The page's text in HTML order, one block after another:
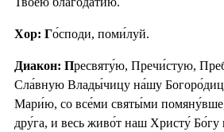
Хор: Го́споди, поми́луй.
Диакон: Пресвяту́ю, Пречи́стую,
Сла́вную Влады́чицу на́шу
Мари́ю, со все́ми святы́ми
дру́га, и весь живо́т наш Христу́ Бо́гу